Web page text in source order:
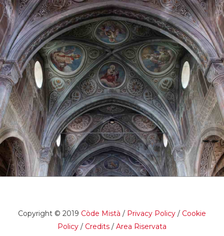
Copyright © 2019 Còde Mistà / Privacy Policy / Cookie
Policy / Credits / Area Riservata